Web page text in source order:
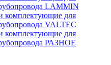
LAMMIN
комплектующие для
VALTEC
комплектующие для
РАЗНОЕ